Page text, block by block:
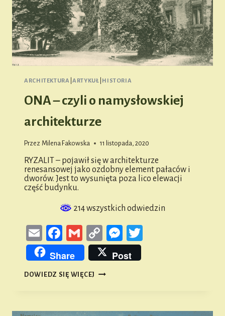
ARCHITEKTURA |ARTYKUŁ HISTORIA
ONA – czyli o namysłowskiej
architekturze
Przez Milena Fakowska 11 listopada, 2020
RYZALIT – pojawił się w architekturze
renesansowej jako ozdobny element pałaców i
dworów. Jest to wysunięta poza lico elewacji
część budynku.
214 wszystkich odwiedzin
EmailFacebook
GmailCopy
Link
Messenger
Share Post
DOWIEDZ SIĘ WIĘCEJ ONA